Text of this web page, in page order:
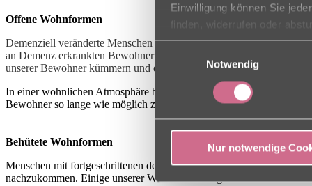
Einwilligung können Sie
finden, widerrufen oder
Notwendig
Nur notwendige
Offene Wohnformen
Demenziell veränderte Menschen haben trotz ihrer
an Demenz erkrankten Bewohner eine liebevolle Umgebung, die
unserer Bewohner kümmern und eine bedürfnisorientierte Pflege
In einer wohnlichen Atmosphäre betreuen und pflegen wir
Bewohner so lange wie möglich zu erhalten.
Behütete Wohnformen
Menschen mit fortgeschrittenen demenziellen Erkrankungen
nachzukommen. Einige unserer Wohn- und Pflegezentren haben